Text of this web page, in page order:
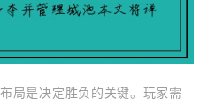
局是决定胜负的关键。玩家需